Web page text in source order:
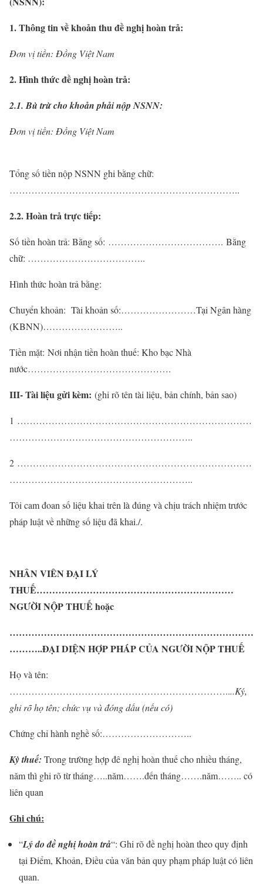
1. Thông tin về khoản thu đề nghị hoàn trả:
Đơn vị tiền: Đồng Việt Nam
2. Hình thức đề nghị hoàn trả:
2.1. Bù trừ cho khoản phải nộp NSNN:
Đơn vị tiền: Đồng Việt Nam
Tổng số tiền nộp NSNN ghi bằng chữ:
………………………………………………………………..
2.2. Hoàn trả trực tiếp:
Số tiền hoàn trả: Bằng số: ………………………………. Bằng
chữ: ………………………………..
Hình thức hoàn trả bằng:
Chuyển khoản: Tài khoản số:……………………Tại Ngân hàng
(KBNN)……………………..
Tiền mặt: Nơi nhận tiền hoàn thuế: Kho bạc Nhà
nước……………………………………….
III- Tài liệu gửi kèm: (ghi rõ tên tài liệu, bản chính, bản sao)
1 …………………………………………………………………
…………………………………………………..
2 …………………………………………………………………
…………………………………………………..
Tôi cam đoan số liệu khai trên là đúng và chịu trách nhiệm trước
pháp luật về những số liệu đã khai./.
NHÂN VIÊN ĐẠI LÝ
THUẾ………………………………………………………
NGƯỜI NỘP THUẾ hoặc
……………………………………………………………………
………..ĐẠI DIỆN HỢP PHÁP CỦA NGƯỜI NỘP THUẾ
Họ và tên:
……………………………………………………………....Ký,
ghi rõ họ tên; chức vụ và đóng dấu (nếu có)
Chứng chỉ hành nghề số:………………………..
Kỳ thuế: Trong trường hợp đê nghị hoàn thuế cho nhiều tháng,
năm thì ghi rõ từ tháng…..năm…….đến tháng…….năm…….. có
liên quan
Ghi chú:
“Lý do đề nghị hoàn trả“: Ghi rõ đề nghị hoàn theo quy định
tại Điểm, Khoản, Điều của văn bản quy phạm pháp luật có liên
quan.